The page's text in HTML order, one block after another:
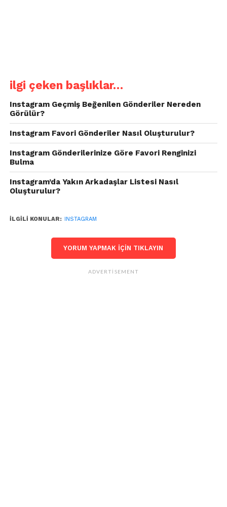
ilgi çeken başlıklar…
Instagram Geçmiş Beğenilen Gönderiler Nereden
Görülür?
Instagram Favori Gönderiler Nasıl Oluşturulur?
Instagram Gönderilerinize Göre Favori Renginizi
Bulma
Instagram’da Yakın Arkadaşlar Listesi Nasıl
Oluşturulur?
İLGILI KONULAR: INSTAGRAM
YORUM YAPMAK IÇIN TIKLAYIN
ADVERTISEMENT